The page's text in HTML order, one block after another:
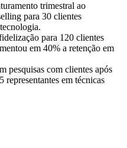
trimestral ao
para 30 clientes
para 120 clientes
em 40% a retenção em
pesquisas com clientes após
representantes em técnicas